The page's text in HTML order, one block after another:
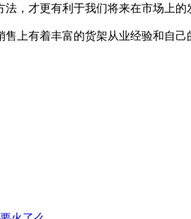
，才更有利于我们将来在市场上的
上有着丰富的货架从业经验和自